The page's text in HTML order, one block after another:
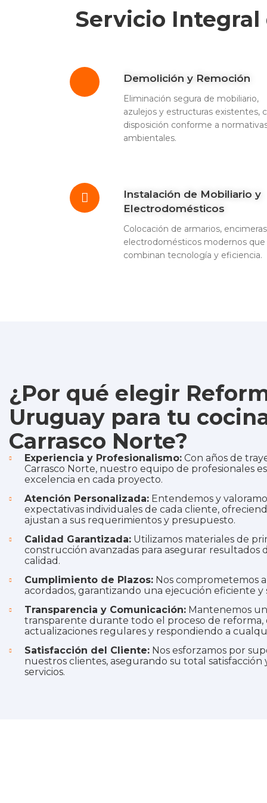
Servicio Integral
Demolición y Remoción
Eliminación segura de mobiliario,
azulejos y estructuras existentes,
disposición conforme a
ambientales.
Instalación de Mobiliario y
Electrodomésticos
Colocación de armarios,
electrodomésticos modernos que
combinan tecnología y eficiencia.
¿Por qué elegir
Uruguay para tu
Carrasco Norte?
Experiencia y Profesionalismo: Con años de
Carrasco Norte, nuestro equipo de profesionales
excelencia en cada proyecto.
Atención Personalizada: Entendemos y
expectativas individuales de cada cliente,
ajustan a sus requerimientos y presupuesto.
Calidad Garantizada: Utilizamos materiales de
construcción avanzadas para asegurar resultados
calidad.
Cumplimiento de Plazos: Nos comprometemos
acordados, garantizando una ejecución eficiente y
Transparencia y Comunicación: Mantenemos
transparente durante todo el proceso de reforma,
actualizaciones regulares y respondiendo a
Satisfacción del Cliente: Nos esforzamos por
nuestros clientes, asegurando su total
servicios.